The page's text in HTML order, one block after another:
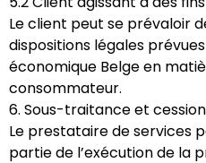
Le client peut se prévaloir
dispositions légales
économique Belge en
consommateur.
6. Sous-traitance et cession
Le prestataire de services
partie de l’exécution de la